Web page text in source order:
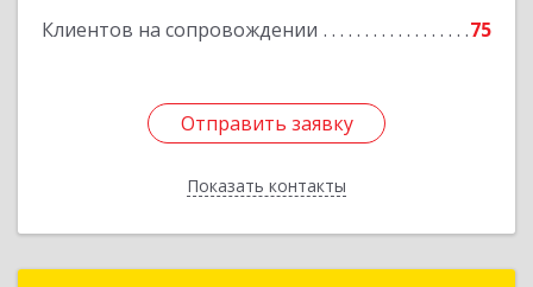
Клиентов на сопровождении 75
Отправить заявку
Показать контакты
Отправить заявку
Назад